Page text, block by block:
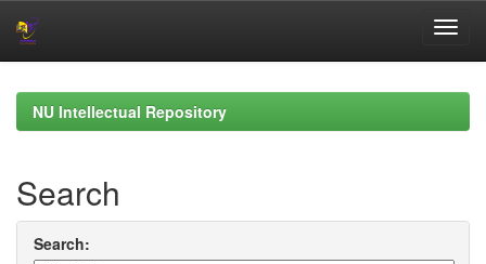
navigationNU Intellectual Repository
Search
Search: